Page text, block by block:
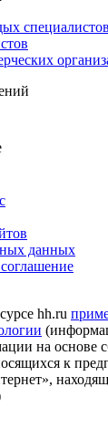
специалистов
данных
hh.ru
на основе
к